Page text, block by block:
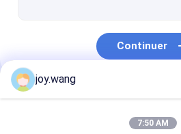
Continuer
Nos Catégories
joy.wang
7:50 AM